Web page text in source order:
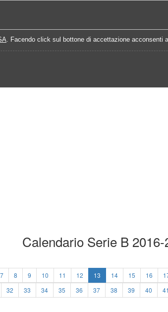
. Facendo click sul bottone di accettazione acconsenti
Calendario Serie B
7 8 9 10 11 12 13 14 15 16
32 33 34 35 36 37 38 39 40 41